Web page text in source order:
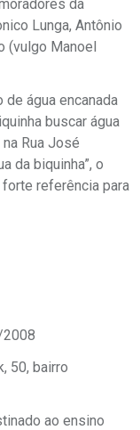
da
Lunga, Antônio
(vulgo Manoel
água encanada
buscar água
Rua José
da biquinha”, o
referência para
50, bairro
ao ensino